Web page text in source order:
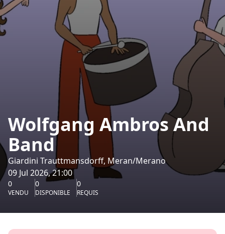
Wolfgang Ambros And
Band
Giardini Trauttmansdorff, Meran/Merano
09 Jul 2026, 21:00
0
VENDU
0
DISPONIBLE
0
REQUIS